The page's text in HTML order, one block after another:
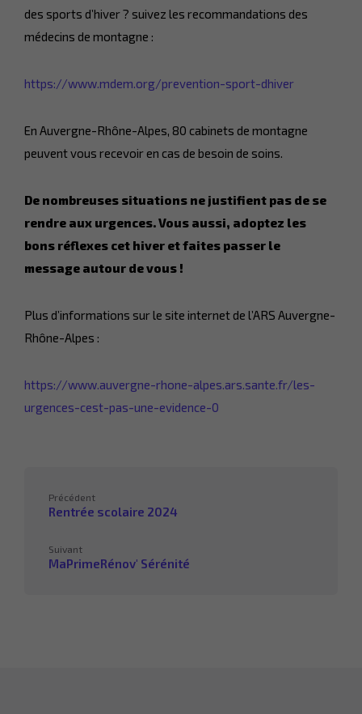
des sports d’hiver ? suivez les recommandations des
médecins de montagne :
https://www.mdem.org/prevention-sport-dhiver
En Auvergne-Rhône-Alpes, 80 cabinets de montagne
peuvent vous recevoir en cas de besoin de soins.
De nombreuses situations ne justifient pas de se
rendre aux urgences. Vous aussi, adoptez les
bons réflexes cet hiver et faites passer le
message autour de vous !
Plus d’informations sur le site internet de l’ARS Auvergne-
Rhône-Alpes :
https://www.auvergne-rhone-alpes.ars.sante.fr/les-
urgences-cest-pas-une-evidence-0
Précédent
Rentrée scolaire 2024
Suivant
MaPrimeRénov' Sérénité